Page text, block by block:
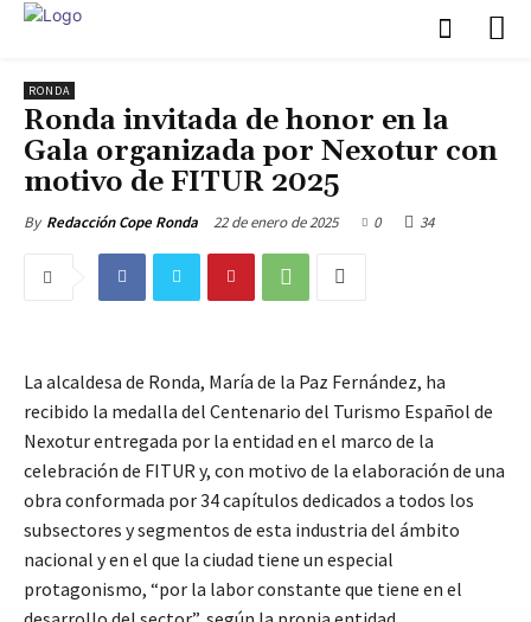
RONDA
Ronda invitada de honor en la
Gala organizada por Nexotur con
motivo de FITUR 2025
By Redacción Cope Ronda 22 de enero de 2025 0 34
La alcaldesa de Ronda, María de la Paz Fernández, ha
recibido la medalla del Centenario del Turismo Español de
Nexotur entregada por la entidad en el marco de la
celebración de FITUR y, con motivo de la elaboración de una
obra conformada por 34 capítulos dedicados a todos los
subsectores y segmentos de esta industria del ámbito
nacional y en el que la ciudad tiene un especial
protagonismo, “por la labor constante que tiene en el